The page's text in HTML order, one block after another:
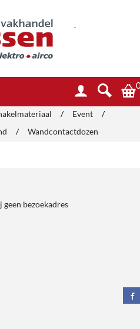
.
/ Event
/
/ Wandcontactdozen
bezoekadres